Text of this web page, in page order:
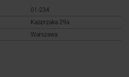
Rejestracja
01-234
Kasprzaka 29a
Warszawa